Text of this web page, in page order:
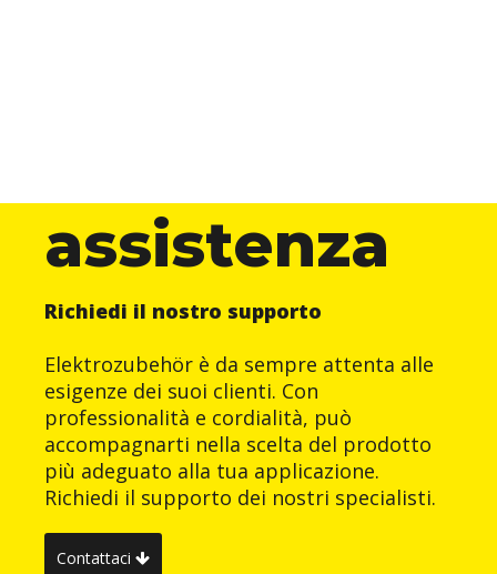
assistenza
Richiedi il nostro supporto
Elektrozubehör è da sempre attenta alle
esigenze dei suoi clienti. Con
professionalità e cordialità, può
accompagnarti nella scelta del prodotto
più adeguato alla tua applicazione.
Richiedi il supporto dei nostri specialisti.
Contattaci